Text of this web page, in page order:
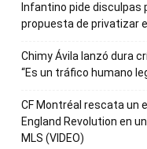
Infantino pide disculpas
propuesta de privatizar
Chimy Ávila lanzó dura
“Es un tráfico humano
CF Montréal rescata un
England Revolution en
MLS (VIDEO)